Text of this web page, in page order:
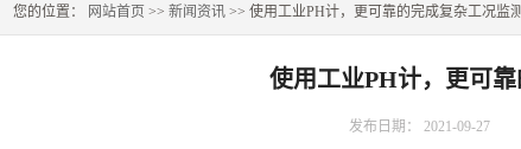
您的位置： 网站首页 >> 新闻资讯 >> 使用工业PH计，更可靠的完成复杂工况监测
使用工业PH计，更可靠
发布日期： 2021-09-27